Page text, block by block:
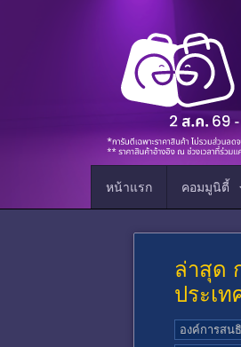
หน้าแรก คอมมูนิตี้
ล่าสุด
ประเท
องค์การสน